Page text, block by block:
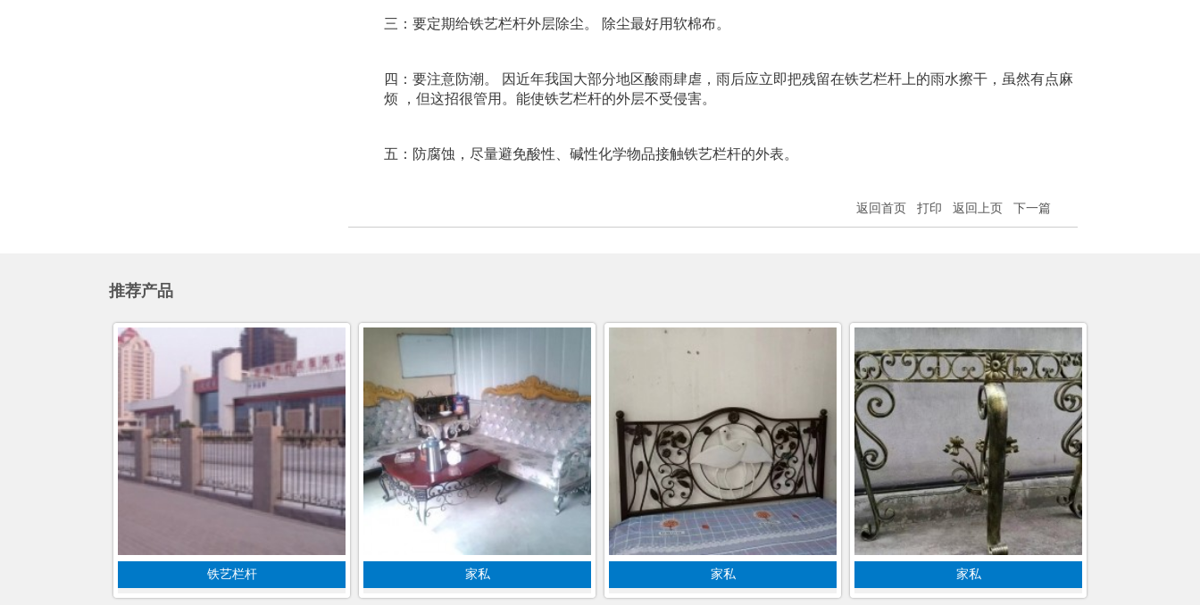
三：要定期给铁艺栏杆外层除尘。 除尘最好用软棉布。
四：要注意防潮。 因近年我国大部分地区酸雨肆虐，雨后应立即把残留在铁艺栏杆上的雨水擦干，虽然有点麻
烦 ，但这招很管用。能使铁艺栏杆的外层不受侵害。
五：防腐蚀，尽量避免酸性、碱性化学物品接触铁艺栏杆的外表。
返回首页 打印 返回上页 下一篇
推荐产品
铁艺栏杆 家私 家私 家私